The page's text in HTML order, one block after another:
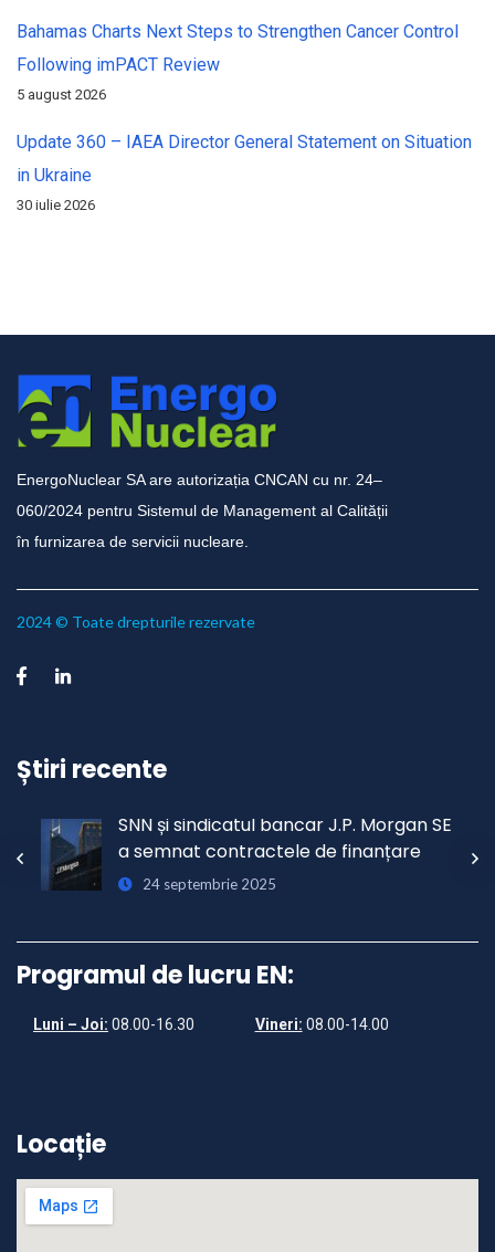
Bahamas Charts Next Steps to Strengthen Cancer Control
Following imPACT Review
5 august 2026
Update 360 – IAEA Director General Statement on Situation
in Ukraine
30 iulie 2026
EnergoNuclear SA are autorizația CNCAN cu nr. 24–
060/2024 pentru Sistemul de Management al Calității
în furnizarea de servicii nucleare.
2024 © Toate drepturile rezervate
Știri recente
A fost semnat contractul pentru
REACTOARELE 3 și 4
15 noiembrie 2024
Programul de lucru EN:
Luni – Joi: 08.00-16.30 Vineri: 08.00-14.00
Locație